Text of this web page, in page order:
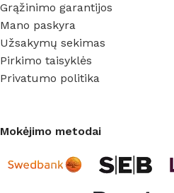
Grąžinimo garantijos
Mano paskyra
Užsakymų sekimas
Pirkimo taisyklės
Privatumo politika
Mokėjimo metodai